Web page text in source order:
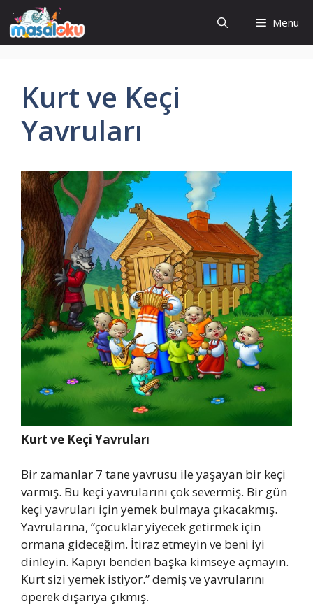
İçeriğe
atla
Menu
Kurt ve Keçi
Yavruları
Kurt ve Keçi Yavruları
Bir zamanlar 7 tane yavrusu ile yaşayan bir keçi
varmış. Bu keçi yavrularını çok severmiş. Bir gün
keçi yavruları için yemek bulmaya çıkacakmış.
Yavrularına, “çocuklar yiyecek getirmek için
ormana gideceğim. İtiraz etmeyin ve beni iyi
dinleyin. Kapıyı benden başka kimseye açmayın.
Kurt sizi yemek istiyor.” demiş ve yavrularını
öperek dışarıya çıkmış.